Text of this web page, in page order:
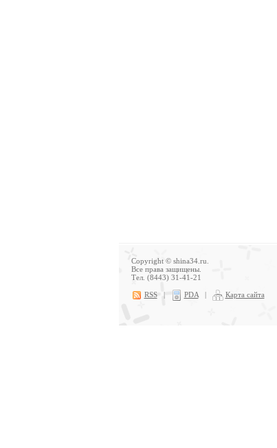
Copyright © shina34.ru.
Все права защищены.
Тел. (8443) 31-41-21
RSS | PDA | Карта сайта